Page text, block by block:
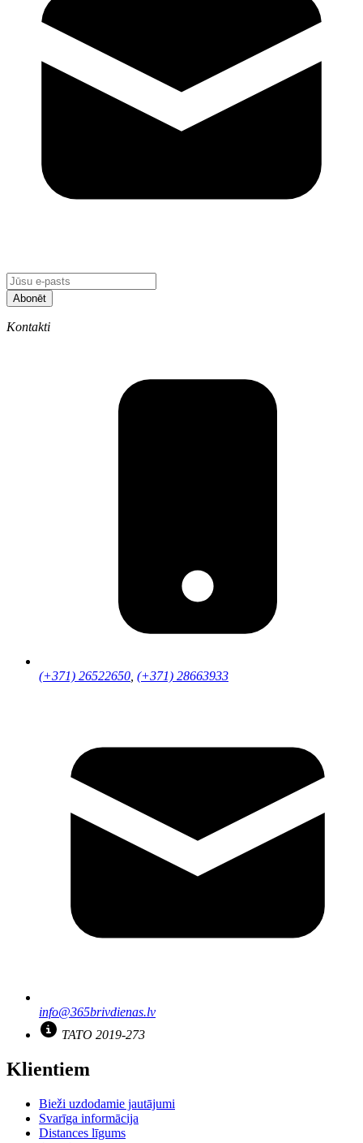
Abonēt
Kontakti
(+371) 26522650, (+371) 28663933
info@365brivdienas.lv
TATO 2019-273
Klientiem
Bieži uzdodamie jautājumi
Svarīga informācija
Distances līgums